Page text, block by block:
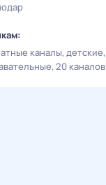
каналы детские
20 каналов